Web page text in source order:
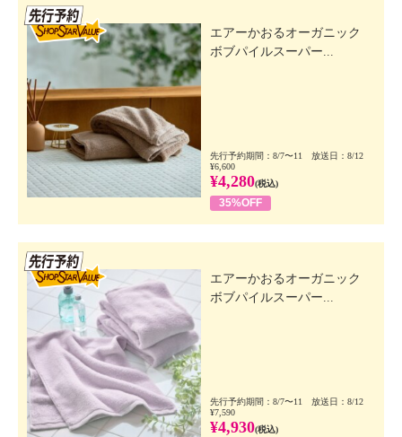
エアーかおるオーガニック
ボブパイルスーパー...
先行予約期間：8/7〜11 放送日：8/12
¥6,600
¥4,280(税込)
35%OFF
エアーかおるオーガニック
ボブパイルスーパー...
先行予約期間：8/7〜11 放送日：8/12
¥7,590
¥4,930(税込)